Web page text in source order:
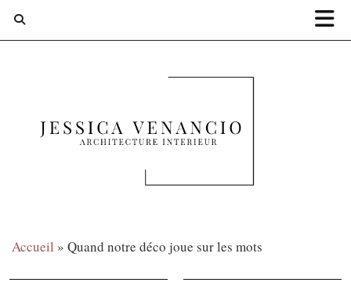
Accueil » Quand notre déco joue sur les mots